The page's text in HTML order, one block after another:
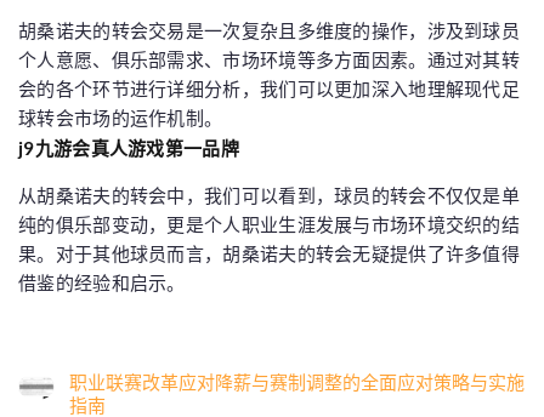
胡桑诺夫的转会交易是一次复杂且多维度的操作，涉及到球员
个人意愿、俱乐部需求、市场环境等多方面因素。通过对其转
会的各个环节进行详细分析，我们可以更加深入地理解现代足
球转会市场的运作机制。
j9九游会真人游戏第一品牌
从胡桑诺夫的转会中，我们可以看到，球员的转会不仅仅是单
纯的俱乐部变动，更是个人职业生涯发展与市场环境交织的结
果。对于其他球员而言，胡桑诺夫的转会无疑提供了许多值得
借鉴的经验和启示。
职业联赛改革应对降薪与赛制调整的全面应对策略与实施
指南